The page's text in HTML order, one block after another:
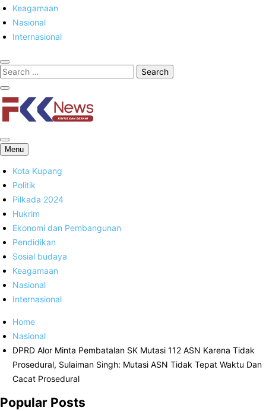
Keagamaan
Nasional
Internasional
FKK News
Menu
Kota Kupang
Politik
Pilkada 2024
Hukrim
Ekonomi dan Pembangunan
Pendidikan
Sosial budaya
Keagamaan
Nasional
Internasional
Home
Nasional
DPRD Alor Minta Pembatalan SK Mutasi 112 ASN Karena Tidak
Prosedural, Sulaiman Singh: Mutasi ASN Tidak Tepat Waktu Dan
Cacat Prosedural
Popular Posts